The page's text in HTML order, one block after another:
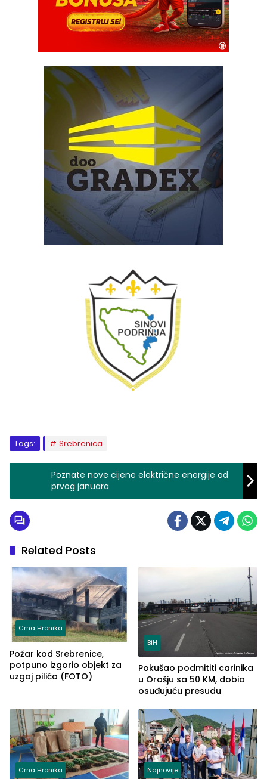
Tags: Srebrenica
Poznate nove cijene električne energije od
prvog januara
Related Posts
Crna Hronika
Požar kod Srebrenice,
potpuno izgorio objekt za
uzgoj pilića (FOTO)
BiH
Pokušao podmititi carinika
u Orašju sa 50 KM, dobio
osuđujuću presudu
Crna Hronika Najnovije